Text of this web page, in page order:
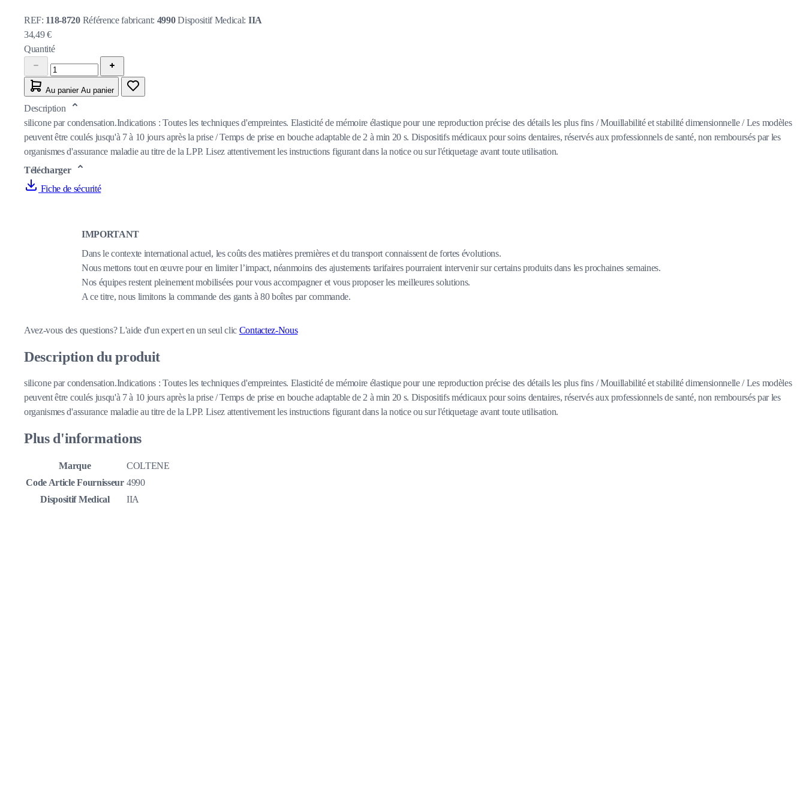
REF: 118-8720 Référence fabricant: 4990Dispositif Medical: IIA
34,49 €
Quantité
Au panier Au panier
Description
silicone par condensation.Indications : Toutes les techniques d'empreintes. Elasticité de mémoire élastique pour une reproduction précise des détails les plus fins / Mouillabilité et stabilité dimensionnelle / Les modèles
peuvent être coulés jusqu'à 7 à 10 jours après la prise / Temps de prise en bouche adaptable de 2 à min 20 s. Dispositifs médicaux pour soins dentaires, réservés aux professionnels de santé, non remboursés par les
organismes d'assurance maladie au titre de la LPP. Lisez attentivement les instructions figurant dans la notice ou sur l'étiquetage avant toute utilisation.
Télécharger
Fiche de sécurité
IMPORTANT
Dans le contexte international actuel, les coûts des matières premières et du transport connaissent de fortes évolutions.
Nous mettons tout en œuvre pour en limiter l’impact, néanmoins des ajustements tarifaires pourraient intervenir sur certains produits dans les prochaines semaines.
Nos équipes restent pleinement mobilisées pour vous accompagner et vous proposer les meilleures solutions.
A ce titre, nous limitons la commande des gants à 80 boîtes par commande.
Avez-vous des questions?L'aide d'un expert en un seul clic Contactez-Nous
Description du produit
silicone par condensation.Indications : Toutes les techniques d'empreintes. Elasticité de mémoire élastique pour une reproduction précise des détails les plus fins / Mouillabilité et stabilité dimensionnelle / Les modèles
peuvent être coulés jusqu'à 7 à 10 jours après la prise / Temps de prise en bouche adaptable de 2 à min 20 s. Dispositifs médicaux pour soins dentaires, réservés aux professionnels de santé, non remboursés par les
organismes d'assurance maladie au titre de la LPP. Lisez attentivement les instructions figurant dans la notice ou sur l'étiquetage avant toute utilisation.
Plus d'informations
Marque
COLTENE
Code Article Fournisseur 4990
Dispositif Medical
IIA